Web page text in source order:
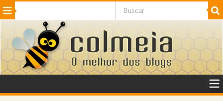
Beleza Cinema e TV
Internet Jogos NotÃ­cias SaÃºde
VeÃ­culos Adulto